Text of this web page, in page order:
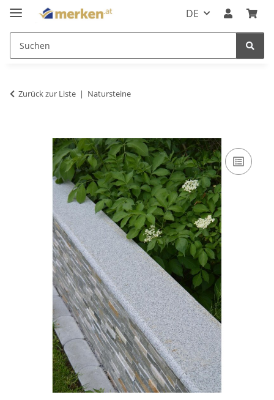
DE
Zurück zur Liste Natursteine